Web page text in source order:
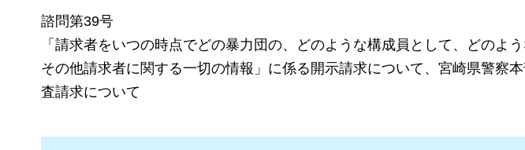
諮問第39号
「請求者をいつの時点でどの暴力団の、どのような構成員として、どのよ
その他請求者に関する一切の情報」に係る開示請求について、宮崎県警察
査請求について